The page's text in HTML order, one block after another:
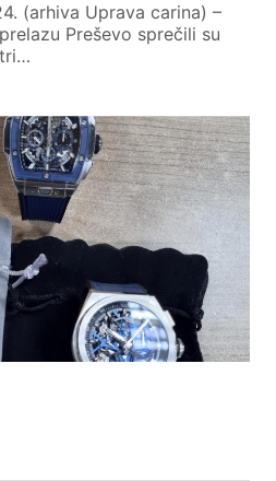
(arhiva Uprava carina) –
Preševo sprečili su